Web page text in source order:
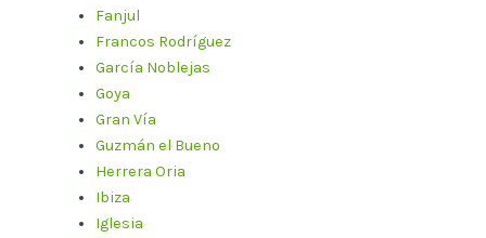
Fanjul
Francos Rodríguez
García Noblejas
Goya
Gran Vía
Guzmán el Bueno
Herrera Oria
Ibiza
Iglesia